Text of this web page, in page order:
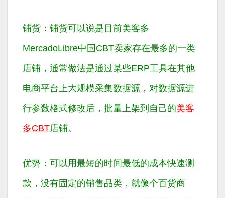
铺货：铺货可以说是目前美客多
MercadoLibre中国CBT卖家存在最多的一类
店铺，通常做法是通过某些ERP工具在其他
电商平台上大规模采集数据源，对数据源进
行参数格式修改后，批量上架到自己的美客
多CBT店铺。
优势：可以用最短的时间最低的成本快速测
款，没有固定的销售品类，就像个百货商